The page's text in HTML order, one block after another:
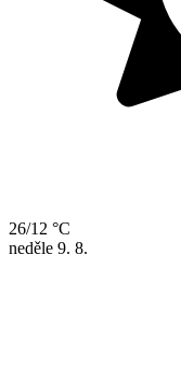
26/12 °C
neděle 9. 8.